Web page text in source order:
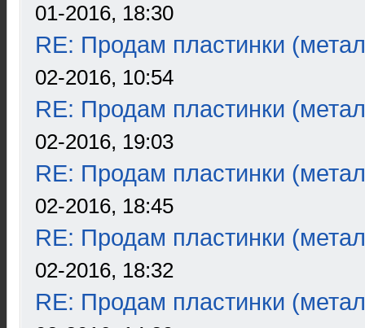
01-2016, 18:30
RE: Продам пластинки
02-2016, 10:54
RE: Продам пластинки
02-2016, 19:03
RE: Продам пластинки
02-2016, 18:45
RE: Продам пластинки
02-2016, 18:32
RE: Продам пластинки